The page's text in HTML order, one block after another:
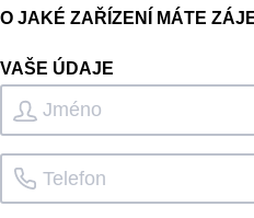
O JAKÉ ZAŘÍZENÍ MÁTE
VAŠE ÚDAJE